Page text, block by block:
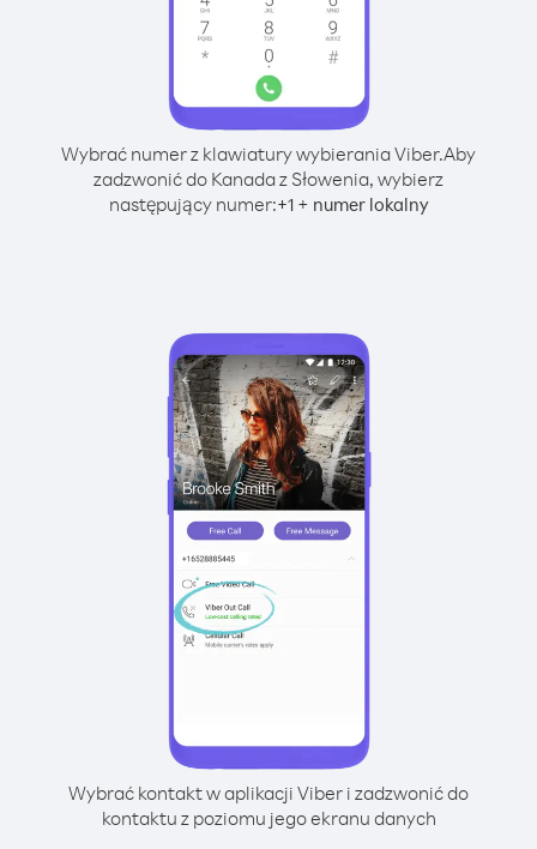
Wybrać numer z klawiatury wybierania Viber.Aby
zadzwonić do Kanada z Słowenia, wybierz
następujący numer:+1+ numer lokalny
Wybrać kontakt w aplikacji Viber i zadzwonić do
kontaktu z poziomu jego ekranu danych